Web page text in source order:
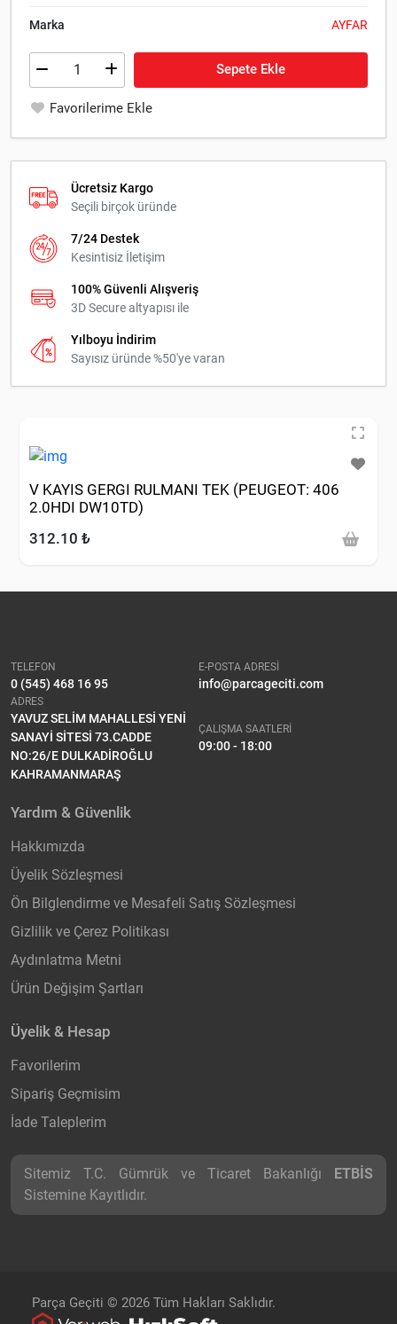
Marka AYFAR
Sepete Ekle
Favorilerime Ekle
Ücretsiz Kargo
Seçili birçok üründe
7/24 Destek
Kesintisiz İletişim
100% Güvenli Alışveriş
3D Secure altyapısı ile
Yılboyu İndirim
Sayısız üründe %50'ye varan
V KAYIS GERGI RULMANI TEK (PEUGEOT: 406
2.0HDI DW10TD)
312.10 ₺
TELEFON
0 (545) 468 16 95
E-POSTA ADRESİ
info@parcageciti.com
ADRES
YAVUZ SELİM MAHALLESİ YENİ
SANAYİ SİTESİ 73.CADDE
NO:26/E DULKADİROĞLU
KAHRAMANMARAŞ
ÇALIŞMA SAATLERİ
09:00 - 18:00
Yardım & Güvenlik
Hakkımızda
Üyelik Sözleşmesi
Ön Bilglendirme ve Mesafeli Satış Sözleşmesi
Gizlilik ve Çerez Politikası
Aydınlatma Metni
Ürün Değişim Şartları
Üyelik & Hesap
Favorilerim
Sipariş Geçmisim
İade Taleplerim
Sitemiz T.C. Gümrük ve Ticaret Bakanlığı ETBİS
Sistemine Kayıtlıdır.
Parça Geçiti © 2026 Tüm Hakları Saklıdır.